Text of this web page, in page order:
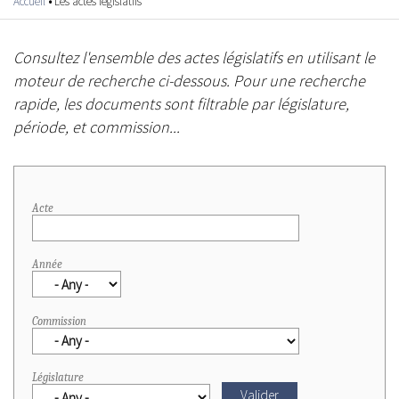
Vous êtes ici
Consultez l'ensemble des actes législatifs en utilisant le
moteur de recherche ci-dessous. Pour une recherche
rapide, les documents sont filtrable par législature,
période, et commission...
Acte
Année
Commission
Législature